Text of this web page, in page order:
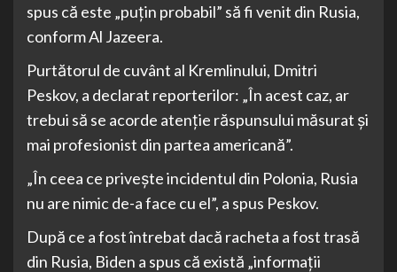
spus că este „puțin probabil” să fi venit din Rusia,
conform Al Jazeera.
Purtătorul de cuvânt al Kremlinului, Dmitri
Peskov, a declarat reporterilor: „În acest caz, ar
trebui să se acorde atenție răspunsului măsurat și
mai profesionist din partea americană”.
„În ceea ce privește incidentul din Polonia, Rusia
nu are nimic de-a face cu el”, a spus Peskov.
După ce a fost întrebat dacă racheta a fost trasă
din Rusia, Biden a spus că există „informații